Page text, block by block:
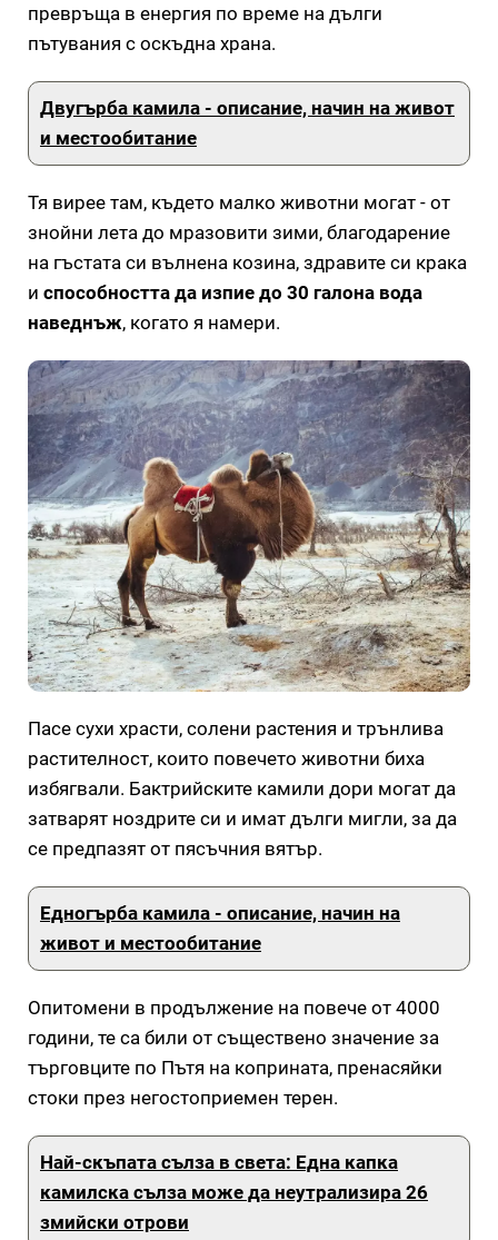
превръща в енергия по време на дълги
пътувания с оскъдна храна.
Двугърба камила - описание, начин на живот
и местообитание
Тя вирее там, където малко животни могат - от
знойни лета до мразовити зими, благодарение
на гъстата си вълнена козина, здравите си крака
и способността да изпие до 30 галона вода
наведнъж, когато я намери.
Пасе сухи храсти, солени растения и трънлива
растителност, които повечето животни биха
избягвали. Бактрийските камили дори могат да
затварят ноздрите си и имат дълги мигли, за да
се предпазят от пясъчния вятър.
Едногърба камила - описание, начин на
живот и местообитание
Опитомени в продължение на повече от 4000
години, те са били от съществено значение за
търговците по Пътя на коприната, пренасяйки
стоки през негостоприемен терен.
Най-скъпата сълза в света: Една капка
камилска сълза може да неутрализира 26
змийски отрови